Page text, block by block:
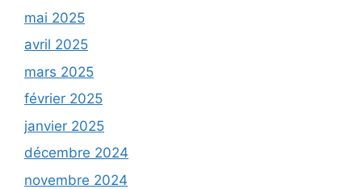
mai 2025
avril 2025
mars 2025
février 2025
janvier 2025
décembre 2024
novembre 2024